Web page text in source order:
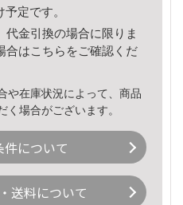
定です。
金引換の場合に限りま
合はこちら をご確認くだ
や在庫状況によって、商品
く場合がございます。
について
送料について